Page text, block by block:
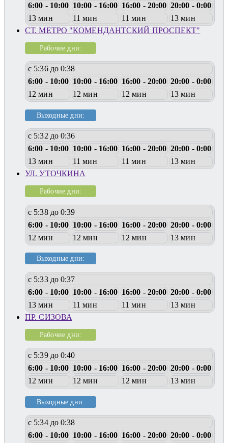
6:00 - 10:00 10:00 - 16:00 16:00 - 20:00 20:00 - 0:00
13 мин
11 мин 11 мин
13 мин
СТ. МЕТРО "КОМЕНДАНТСКИЙ ПРОСПЕКТ"
Рабочие дни:
с 5:36 до 0:38
6:00 - 10:00 10:00 - 16:00 16:00 - 20:00 20:00 - 0:00
12 мин
12 мин 12 мин 13 мин
Выходные дни:
с 5:32 до 0:36
6:00 - 10:00 10:00 - 16:00 16:00 - 20:00 20:00 - 0:00
13 мин
11 мин 11 мин
13 мин
УЛ. УТОЧКИНА
Рабочие дни:
с 5:38 до 0:39
6:00 - 10:00 10:00 - 16:00 16:00 - 20:00 20:00 - 0:00
12 мин
12 мин 12 мин 13 мин
Выходные дни:
с 5:33 до 0:37
6:00 - 10:00 10:00 - 16:00 16:00 - 20:00 20:00 - 0:00
13 мин
11 мин 11 мин
13 мин
ПР. СИЗОВА
Рабочие дни:
с 5:39 до 0:40
6:00 - 10:00 10:00 - 16:00 16:00 - 20:00 20:00 - 0:00
12 мин
12 мин 12 мин 13 мин
Выходные дни:
с 5:34 до 0:38
6:00 - 10:00 10:00 - 16:00 16:00 - 20:00 20:00 - 0:00